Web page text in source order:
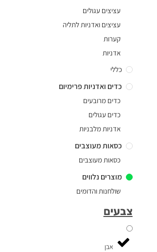
עציצים עגולים
עציצים ואדניות לתליה
קערות
אדניות
כללי
כדים ואדניות פרימיום
כדים מרובעים
כדים עגולים
אדניות מלבניות
כסאות מעוצבים
כסאות מעוצבים
מוצרים נלווים
שולחנות והדומים
צבעים
אבן